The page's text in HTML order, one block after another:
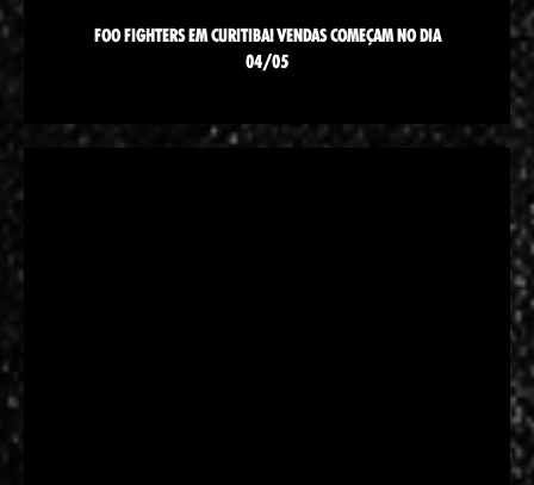
FOO FIGHTERS EM CURITIBA! VENDAS COMEÇAM NO DIA
04/05